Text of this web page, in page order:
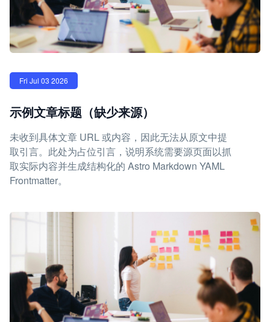
Fri Jul 03 2026
示例文章标题（缺少来源）
未收到具体文章 URL 或内容，因此无法从原文中提
取引言。此处为占位引言，说明系统需要源页面以抓
取实际内容并生成结构化的 Astro Markdown YAML
Frontmatter。